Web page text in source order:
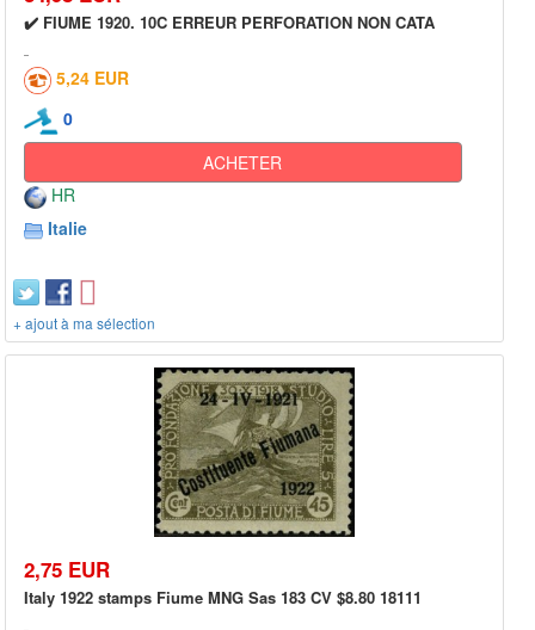
✔️ FIUME 1920. 10C ERREUR PERFORATION NON CATA
5,24 EUR
0
ACHETER
HR
Italie
+ ajout à ma sélection
2,75 EUR
Italy 1922 stamps Fiume MNG Sas 183 CV $8.80 18111